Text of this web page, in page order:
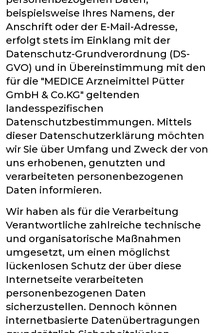
beispielsweise Ihres Namens, der
Anschrift oder der E-Mail-Adresse,
erfolgt stets im Einklang mit der
Datenschutz-Grundverordnung (DS-
GVO) und in Übereinstimmung mit den
für die "MEDICE Arzneimittel Pütter
GmbH & Co.KG" geltenden
landesspezifischen
Datenschutzbestimmungen. Mittels
dieser Datenschutzerklärung möchten
wir Sie über Umfang und Zweck der von
uns erhobenen, genutzten und
verarbeiteten personenbezogenen
Daten informieren.
Wir haben als für die Verarbeitung
Verantwortliche zahlreiche technische
und organisatorische Maßnahmen
umgesetzt, um einen möglichst
lückenlosen Schutz der über diese
Internetseite verarbeiteten
personenbezogenen Daten
sicherzustellen. Dennoch können
internetbasierte Datenübertragungen